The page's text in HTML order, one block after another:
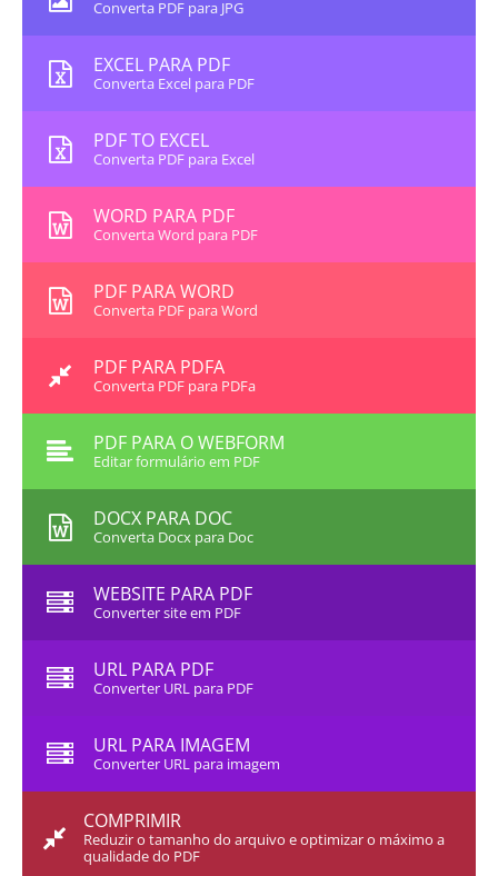
Converta PDF para JPG
EXCEL PARA PDF
Converta Excel para PDF
PDF TO EXCEL
Converta PDF para Excel
WORD PARA PDF
Converta Word para PDF
PDF PARA WORD
Converta PDF para Word
PDF PARA PDFA
Converta PDF para PDFa
PDF PARA O WEBFORM
Editar formulário em PDF
DOCX PARA DOC
Converta Docx para Doc
WEBSITE PARA PDF
Converter site em PDF
URL PARA PDF
Converter URL para PDF
URL PARA IMAGEM
Converter URL para imagem
COMPRIMIR
Reduzir o tamanho do arquivo e optimizar o máximo a
qualidade do PDF